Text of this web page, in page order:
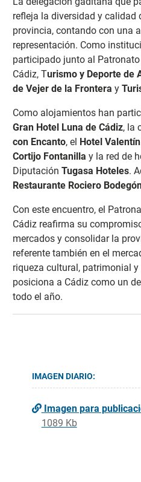
refleja la diversidad y calidad
provincia, contando con una
representación. Como
participado junto al
Cádiz, Turismo y Deporte de
de Vejer de la Frontera y
Como alojamientos han
Gran Hotel Luna de Cádiz, la
con Encanto, el Hotel
Cortijo Fontanilla y la red de
Diputación Tugasa Hoteles.
Restaurante Rociero
Con este encuentro, el
Cádiz reafirma su
mercados y consolidar la
referente también en el
riqueza cultural, patrimonial
posiciona a Cádiz como un
todo el año.
IMAGEN DIARIO:
Imagen para
1089 Kb